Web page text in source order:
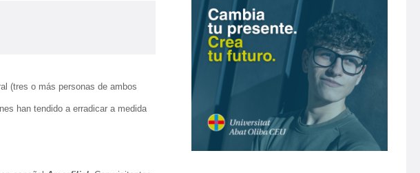
(tres o más personas de ambos
han tendido a erradicar a medida